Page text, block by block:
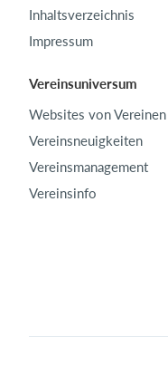
Inhaltsverzeichnis
Impressum
Vereinsuniversum
Websites von Vereinen
Vereinsneuigkeiten
Vereinsmanagement
Vereinsinfo